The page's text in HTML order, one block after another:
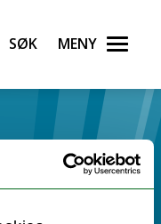
Søk Meny